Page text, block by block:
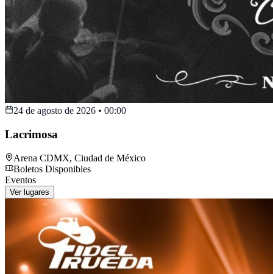
24 de agosto de 2026 • 00:00
Lacrimosa
Arena CDMX, Ciudad de México
Boletos Disponibles
Eventos
Ver lugares